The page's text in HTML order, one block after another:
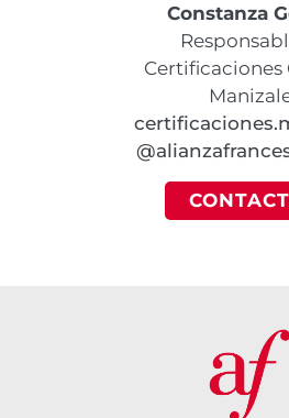
Constanza
Certificaciones